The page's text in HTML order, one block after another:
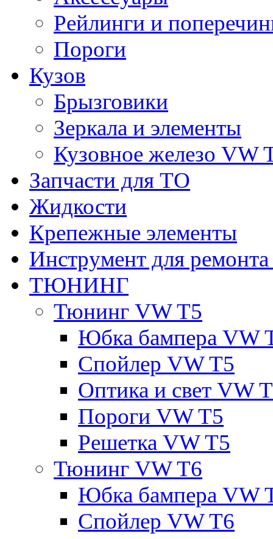
Рейлинги и
Пороги
Кузов
Брызговики
Зеркала и элементы
Кузовное железо VW
Запчасти для ТО
Жидкости
Крепежные элементы
Инструмент для
ТЮНИНГ
Тюнинг VW T5
Юбка бампера VW
Спойлер VW T5
Оптика и свет VW
Пороги VW T5
Решетка VW T5
Тюнинг VW T6
Юбка бампера VW
Спойлер VW T6